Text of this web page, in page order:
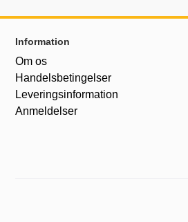
Sidefodsinhold Blandet
Information
Om os
Handelsbetingelser
Leveringsinformation
Anmeldelser